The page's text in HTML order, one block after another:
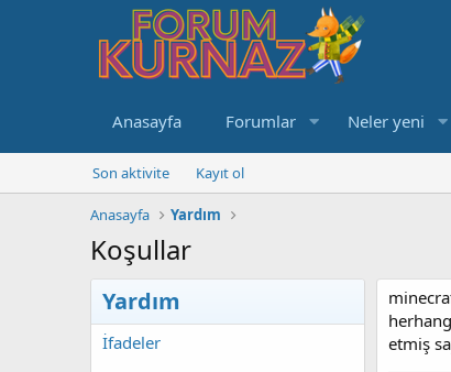
Anasayfa Forumlar Neler yeni
Son aktivite Kayıt ol
Anasayfa Yardım
Koşullar
Yardım
İfadeler
etmiş